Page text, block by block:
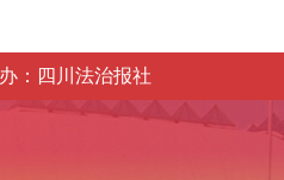
：四川法治报社